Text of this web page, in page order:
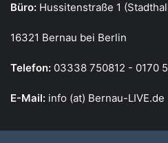
Büro: Hussitenstraße 1
16321 Bernau bei Berlin
Telefon: 03338 750812 - 0170
E-Mail: info (at) Bernau-LIVE.de